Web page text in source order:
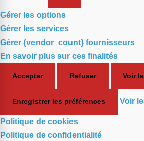
Gérer les options
Gérer les services
Gérer {vendor_count} fournisseurs
En savoir plus sur ces finalités
Accepter Refuser Voir
Enregistrer les préférences Voir
Politique de cookies
Politique de confidentialité